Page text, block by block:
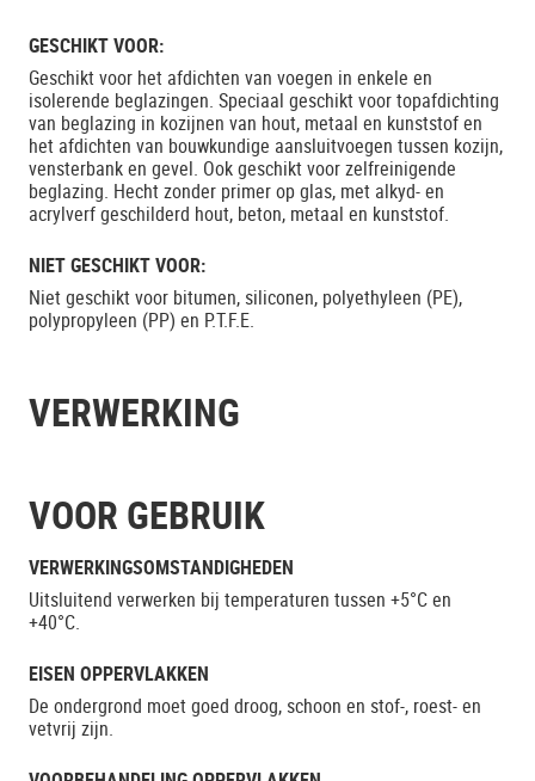
GESCHIKT VOOR:
Geschikt voor het afdichten van voegen in enkele en
isolerende beglazingen. Speciaal geschikt voor topafdichting
van beglazing in kozijnen van hout, metaal en kunststof en
het afdichten van bouwkundige aansluitvoegen tussen kozijn,
vensterbank en gevel. Ook geschikt voor zelfreinigende
beglazing. Hecht zonder primer op glas, met alkyd- en
acrylverf geschilderd hout, beton, metaal en kunststof.
NIET GESCHIKT VOOR:
Niet geschikt voor bitumen, siliconen, polyethyleen (PE),
polypropyleen (PP) en P.T.F.E.
VERWERKING
VOOR GEBRUIK
VERWERKINGSOMSTANDIGHEDEN
Uitsluitend verwerken bij temperaturen tussen +5°C en
+40°C.
EISEN OPPERVLAKKEN
De ondergrond moet goed droog, schoon en stof-, roest- en
vetvrij zijn.